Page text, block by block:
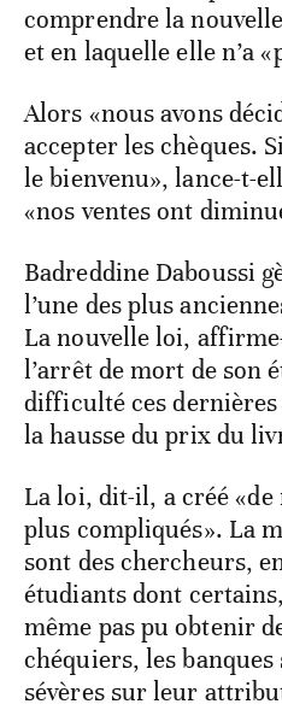
comprendre la
et en laquelle elle n’a
Alors «nous avons
accepter les chèques.
le bienvenu», lance-t-
«nos ventes ont
Badreddine Daboussi
l’une des plus
La nouvelle loi,
l’arrêt de mort de son
difficulté ces dernières
la hausse du prix du
La loi, dit-il, a créé
plus compliqués». La
sont des chercheurs,
étudiants dont
même pas pu obtenir
chéquiers, les
sévères sur leur